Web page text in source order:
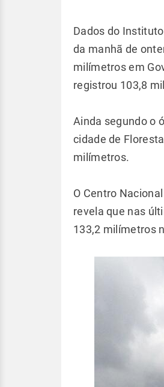
Dados do
da manhã de
milímetros em
registrou 103,8
Ainda segundo o
cidade de
milímetros.
O Centro
revela que nas
133,2 milímetros